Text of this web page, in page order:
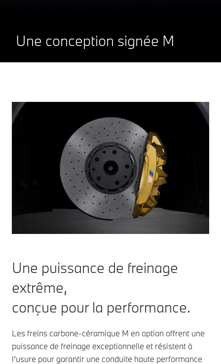
Une conception signée M
Une puissance de freinage
extrême,
conçue pour la performance.
Les freins carbone-céramique M en option offrent une
puissance de freinage exceptionnelle et résistent à
l’usure pour garantir une conduite haute performance